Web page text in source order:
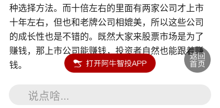
种选择方法。而十倍左右的里面有两家公司才上市
十年左右，但也和老牌公司相媲美，所以这些公司
的成长性也是不错的。既然大家来股票市场是为了
赚钱，那上市公司能赚钱，投资者自然也能跟着赚
钱。
内容如涉及个股仅供参考，不构成任何投资建议！投资风险自负。
说点啥...